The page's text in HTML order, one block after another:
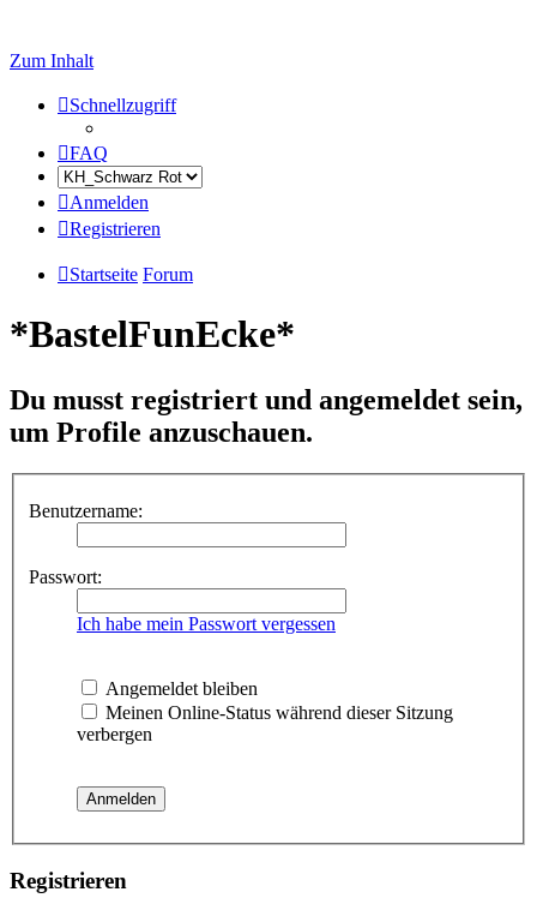
Zum Inhalt
Schnellzugriff
FAQ
Anmelden
Registrieren
Startseite Forum
*BastelFunEcke*
Du musst registriert und angemeldet sein,
um Profile anzuschauen.
Benutzername:
Passwort:
Ich habe mein Passwort vergessen
Angemeldet bleiben
Meinen Online-Status während dieser Sitzung
verbergen
Registrieren